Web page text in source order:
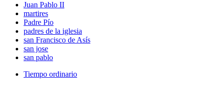
Juan Pablo II
martires
Padre Pío
padres de la iglesia
san Francisco de Asís
san jose
san pablo
Tiempo ordinario